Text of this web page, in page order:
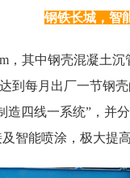
钢铁长城，智
，其中钢壳混凝土
到每月出厂一节钢
造四线一系统”，并
智能喷涂，极大提